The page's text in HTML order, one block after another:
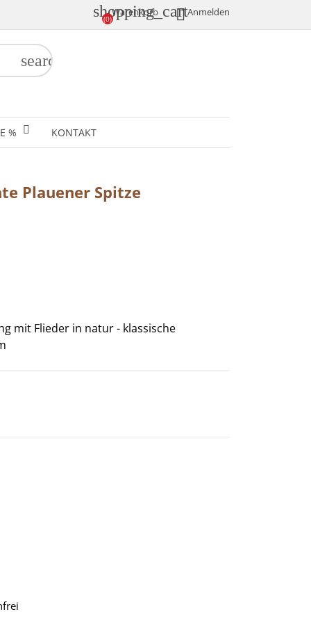
shopping_cart
Warenkorb
(0) Anmelden
% KONTAKT
search
Plauener Spitze
mit Flieder in natur - klassische